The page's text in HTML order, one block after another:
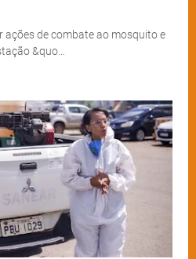
ações de combate ao mosquito e
&quo…